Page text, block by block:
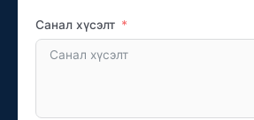
Санал хүсэлт